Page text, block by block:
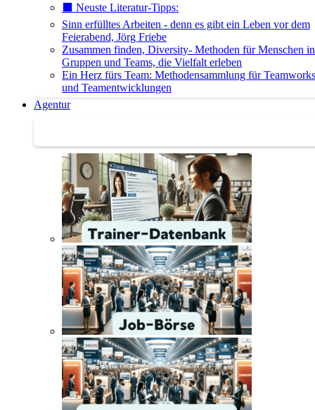
⬛️ Neuste Literatur-Tipps:
Sinn erfülltes Arbeiten - denn es gibt ein Leben vor dem
Feierabend, Jörg Friebe
Zusammen finden, Diversity- Methoden für Menschen in
Gruppen und Teams, die Vielfalt erleben
Ein Herz fürs Team: Methodensammlung für
und Teamentwicklungen
Agentur